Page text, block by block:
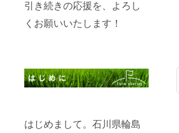
引き続きの応援を、よろし
くお願いいたします！
はじめまして。石川県輪島